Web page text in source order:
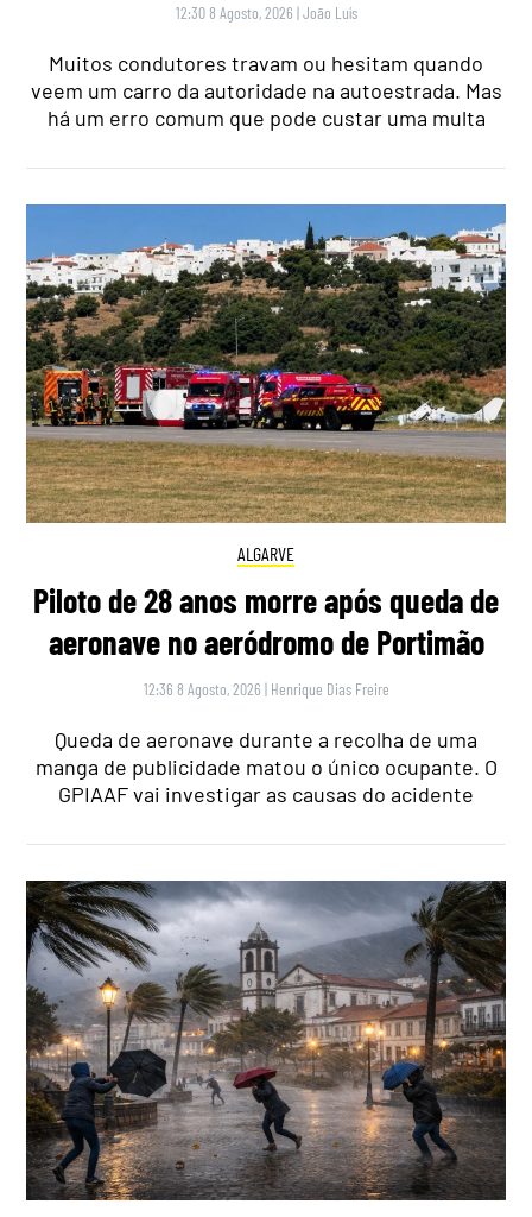
12:30 8 Agosto, 2026 |João Luís
Muitos condutores travam ou hesitam quando
veem um carro da autoridade na autoestrada. Mas
há um erro comum que pode custar uma multa
ALGARVE
Piloto de 28 anos morre após queda de
aeronave no aeródromo de Portimão
12:36 8 Agosto, 2026 | Henrique Dias Freire
Queda de aeronave durante a recolha de uma
manga de publicidade matou o único ocupante. O
GPIAAF vai investigar as causas do acidente